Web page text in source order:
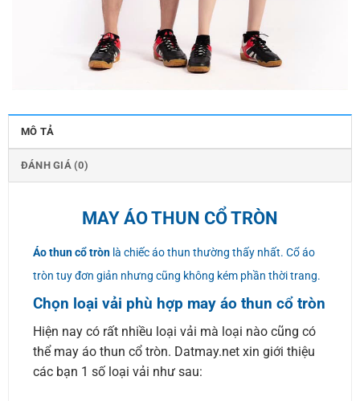
MÔ TẢ
ĐÁNH GIÁ (0)
MAY ÁO THUN CỔ TRÒN
Áo thun cổ trònlà chiếc áo thun thường thấy nhất. Cổ áo
tròn tuy đơn giản nhưng cũng không kém phần thời trang.
Chọn loại vải phù hợp may áo thun cổ tròn
Hiện nay có rất nhiều loại vải mà loại nào cũng có
thể may áo thun cổ tròn. Datmay.net xin giới thiệu
các bạn 1 số loại vải như sau: